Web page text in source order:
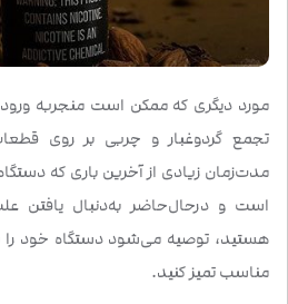
مورد دیگری که ممکن است منجربه
تجمع گردوغبار و چربی بر روی
مدت‌زمان زیادی از آخرین باری که
است و درحال‌حاضر به‌دنبال
هستید، توصیه می‌شود دستگاه خود را
مناسب تمیز کنید.